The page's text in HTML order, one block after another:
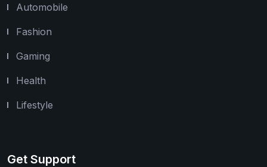
Automobile
Fashion
Gaming
Health
Lifestyle
Get Support